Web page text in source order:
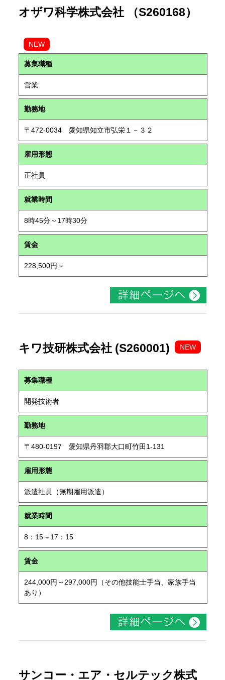
オザワ科学株式会社 （S260168）
NEW
募集職種
営業
勤務地
〒472-0034 愛知県知立市弘栄１－３２
雇用形態
正社員
就業時間
8時45分～17時30分
賃金
228,500円～
キワ技研株式会社 (S260001) NEW
募集職種
開発技術者
勤務地
〒480-0197 愛知県丹羽郡大口町竹田1-131
雇用形態
派遣社員（無期雇用派遣）
就業時間
8：15～17：15
賃金
244,000円～297,000円（その他技能士手当、家族手当
あり）
サンコー・エア・セルテック株式